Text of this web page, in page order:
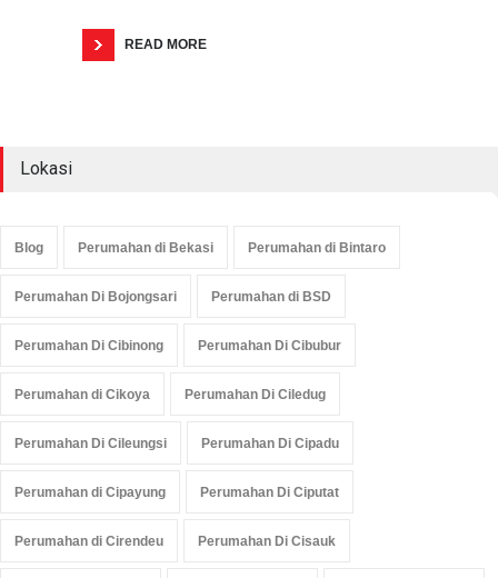
READ MORE
Lokasi
Blog Perumahan di Bekasi Perumahan di Bintaro
Perumahan Di Bojongsari Perumahan di BSD
Perumahan Di Cibinong Perumahan Di Cibubur
Perumahan di Cikoya Perumahan Di Ciledug
Perumahan Di Cileungsi Perumahan Di Cipadu
Perumahan di Cipayung Perumahan Di Ciputat
Perumahan di Cirendeu Perumahan Di Cisauk